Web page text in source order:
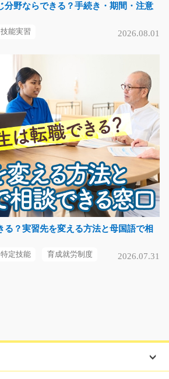
いないかチェックするだけ！ サンプ
）
門司区
気になる
機械に入れて洗うだけ/i02_0102
調完備のリネン工場での作業となり
…
）
/y03_01702
分野ならできる？手続き・期間・注意
技能実習 2026.08.01
る？実習先を変える方法と母国語で相
特定技能 育成就労制度 2026.07.31